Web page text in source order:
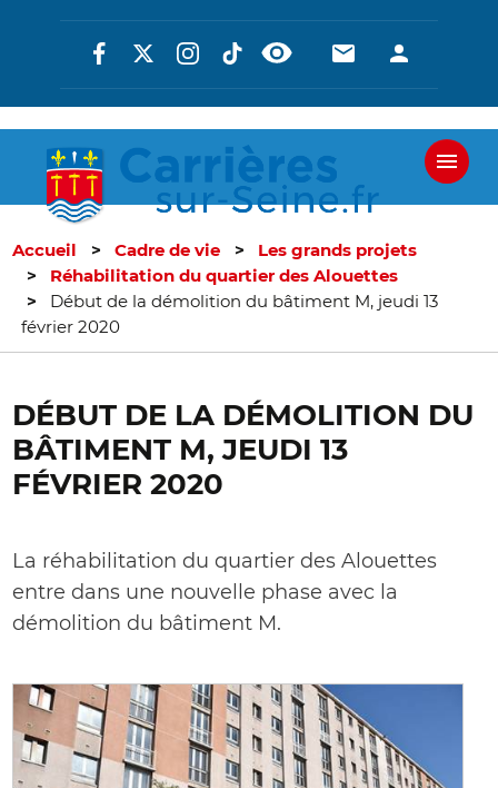
Aller
au
contenu
Réseaux
En-
-
En-
-
Accueil Cadre de vie
Les grands projets
Réhabilitation du quartier des Alouettes
Début de la démolition du bâtiment M, jeudi 13
février 2020
DÉBUT DE LA DÉMOLITION DU
BÂTIMENT M, JEUDI 13
FÉVRIER 2020
La réhabilitation du quartier des Alouettes
entre dans une nouvelle phase avec la
démolition du bâtiment M.